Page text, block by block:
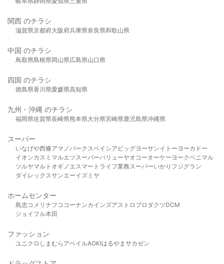
関西 のチラシ
滋賀県京都府大阪府兵庫県奈良県和歌山県
中国 のチラシ
鳥取県島根県岡山県広島県山口県
四国 のチラシ
徳島県香川県愛媛県高知県
九州・沖縄 のチラシ
福岡県佐賀県長崎県熊本県大分県宮崎県鹿児島県沖縄県
スーパー
いなげや西條アマノパークスベイシア ビッグヨーサンイトーヨーカドー
イオンカスミ マルエツスーパーバリューヤオコーオーケー ヨークベニマル
ツルヤマルト オギノ エスマート ライフ業務スーパーいかり フジグラン
ダイレックスサンエーイズミヤ
ホームセンター
島忠 コメリ ナフコ コーナンカインズアストロプロダクツDCM
ジョイフル本田
ファッション
ユニクロ しまむら アベイルAOKIはるやま サカゼン